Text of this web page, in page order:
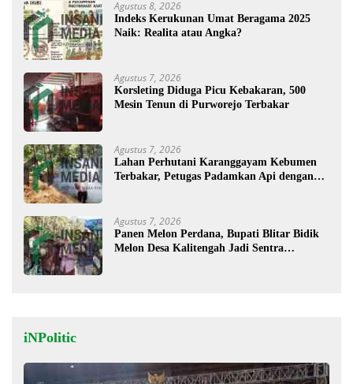
Agustus 8, 2026
Indeks Kerukunan Umat Beragama 2025
Naik: Realita atau Angka?
Agustus 7, 2026
Korsleting Diduga Picu Kebakaran, 500
Mesin Tenun di Purworejo Terbakar
Agustus 7, 2026
Lahan Perhutani Karanggayam Kebumen
Terbakar, Petugas Padamkan Api dengan
Agustus 7, 2026
Panen Melon Perdana, Bupati Blitar Bidik
Melon Desa Kalitengah Jadi Sentra
iNPolitic